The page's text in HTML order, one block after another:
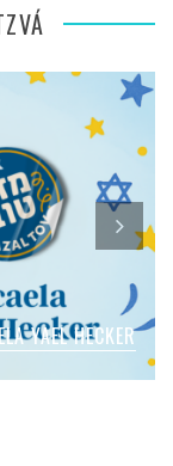
YAEL HECKER
SOL LEVY
ROMANO
LIEBMAN
GUIDA